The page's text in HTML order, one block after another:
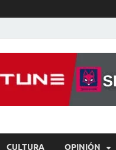
CULTURA OPINIÓN